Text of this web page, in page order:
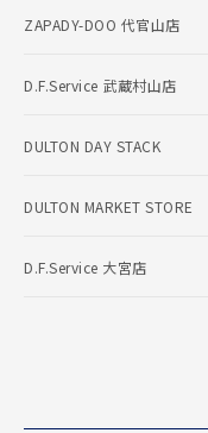
ZAPADY-DOO 代官山店
D.F.Service 武蔵村山店
DULTON DAY STACK
DULTON MARKET STORE
D.F.Service 大宮店